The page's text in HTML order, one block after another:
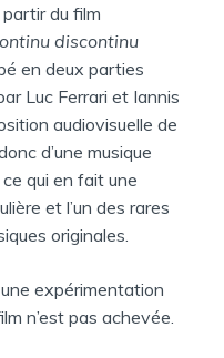
du film
discontinu
en deux parties
Luc Ferrari et Iannis
audiovisuelle de
d’une musique
qui en fait une
et l’un des rares
originales.
expérimentation
n’est pas achevée.